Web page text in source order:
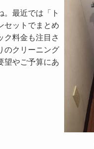
。最近では「ト
セットでまとめ
ク料金も注目さ
のクリーニング
望やご予算にあ